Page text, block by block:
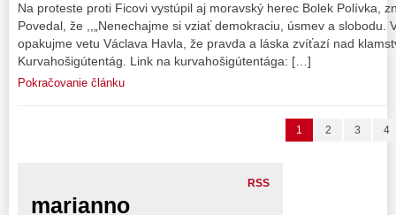
Na proteste proti Ficovi vystúpil aj moravský herec Bolek Polívka,
Povedal, že ,,„Nenechajme si vziať demokraciu, úsmev a slobodu.
opakujme vetu Václava Havla, že pravda a láska zvíťazí nad
Kurvahošigútentág. Link na kurvahošigútentága: […]
Pokračovanie článku
1 2 3 4
RSS
marianno